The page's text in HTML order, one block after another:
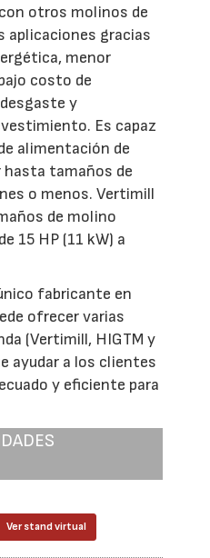
otros molinos de
aplicaciones gracias
menor
costo de
y
Es capaz
alimentación de
tamaños de
o menos. Vertimill
de molino
15 HP (11 kW) a
fabricante en
ofrecer varias
(Vertimill, HIGTM y
ayudar a los clientes
y eficiente para
Ver stand virtual